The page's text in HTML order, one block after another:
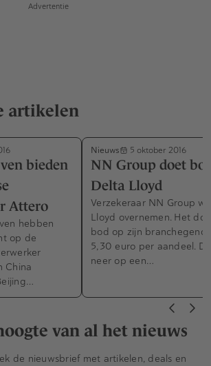
Advertentie
artikelen
bieden
Attero
hebben
op de
China
Nieuws 5 oktober 2016
NN Group doet
Delta Lloyd
Verzekeraar NN Group
Lloyd overnemen. Het
bod op zijn
5,30 euro per aandeel.
neer op een…
van al het nieuws
de nieuwsbrief met artikelen, deals en